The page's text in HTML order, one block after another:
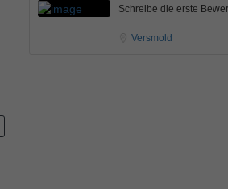
Schreibe die erste
Versmold